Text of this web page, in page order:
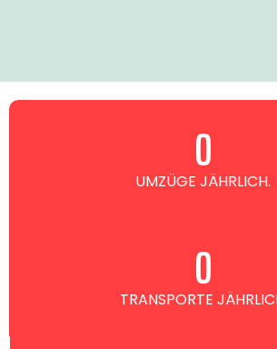
UMZÜGE JÄHRLICH.
0
TRANSPORTE
0